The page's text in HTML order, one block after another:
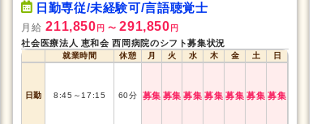
日勤専従/未経験可/言語聴覚士
月給 211,850 円 〜 291,850 円
社会医療法人 恵和会 西岡病院のシフト募集状況
就業時間 休憩 月 火 水 木 金 土 日
日勤 8:45 ～ 17:15 60分 募集 募集 募集 募集 募集 募集 募集